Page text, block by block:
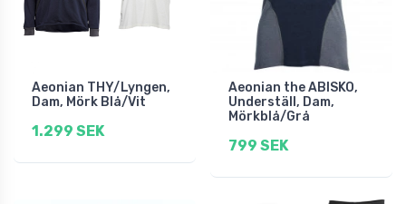
Aeonian THY/Lyngen,
Dam, Mörk Blå/Vit
1.299 SEK
Aeonian the ABISKO,
Underställ, Dam,
Mörkblå/Grå
799 SEK